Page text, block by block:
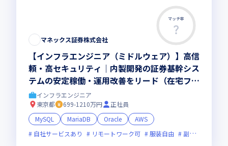
マッチ率
マネックス証券株式会社
【インフラエンジニア（ミドルウェア）】高信
頼・高セキュリティ｜内製開発の証券基幹シス
テムの安定稼働・運用改善をリード（在宅フレ
ックスOK）
インフラエンジニア
東京都
699-1210万円
正社員
MySQL
MariaDB Oracle
AWS
自社サービスあり
リモートワーク可 服装自由 副業可